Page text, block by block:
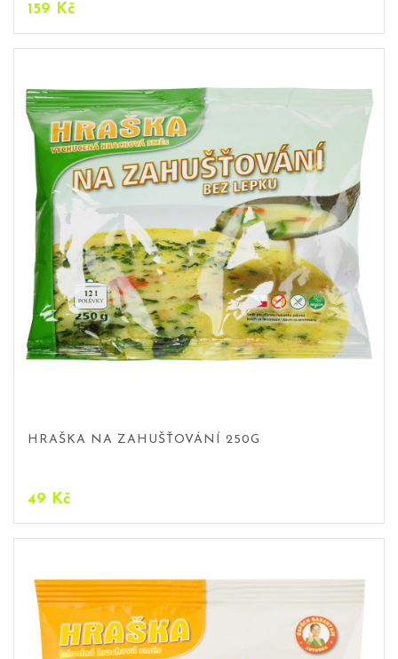
159 Kč
HRAŠKA NA ZAHUŠŤOVÁNÍ 250G
49 Kč